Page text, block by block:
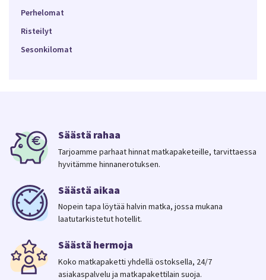
Perhelomat
Risteilyt
Sesonkilomat
Säästä rahaa
Tarjoamme parhaat hinnat matkapaketeille, tarvittaessa
hyvitämme hinnanerotuksen.
Säästä aikaa
Nopein tapa löytää halvin matka, jossa mukana
laatutarkistetut hotellit.
Säästä hermoja
Koko matkapaketti yhdellä ostoksella, 24/7
asiakaspalvelu ja matkapakettilain suoja.